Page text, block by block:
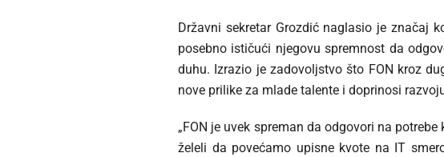
Državni sekretar Grozdić naglasio je značaj
posebno ističući njegovu spremnost da
duhu. Izrazio je zadovoljstvo što FON kroz
nove prilike za mlade talente i doprinosi
„FON je uvek spreman da odgovori na
želeli da povećamo upisne kvote na IT